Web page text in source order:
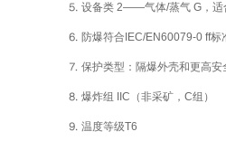
⒌ 设备类 2——气体/蒸气 G，适
⒍ 防爆符合IEC/EN60079-0 ff标
⒎ 保护类型：隔爆外壳和更高安
⒏ 爆炸组 IIC（非采矿，C组）
⒐ 温度等级T6